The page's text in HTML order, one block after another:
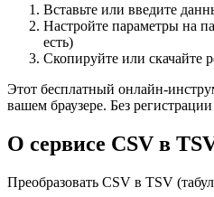
Вставьте или введите
Настройте параметры на
есть)
Скопируйте или скачайте
Этот бесплатный
вашем браузере. Без
О сервисе CSV в
Преобразовать CSV в TSV